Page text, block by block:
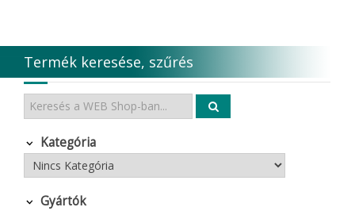
Termék keresése, szűrés
Kategória
Gyártók